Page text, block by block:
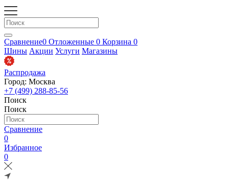
Сравнение0 Отложенные 0 Корзина 0
Шины Акции Услуги Магазины
Распродажа
Город: Москва
+7 (499) 288-85-56
Поиск
Поиск
Сравнение
0
Избранное
0